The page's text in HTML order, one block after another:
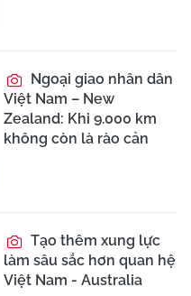
Ngoại giao nhân dân
Việt Nam – New
Zealand: Khi 9.000 km
không còn là rào cản
Tạo thêm xung lực
làm sâu sắc hơn quan hệ
Việt Nam - Australia